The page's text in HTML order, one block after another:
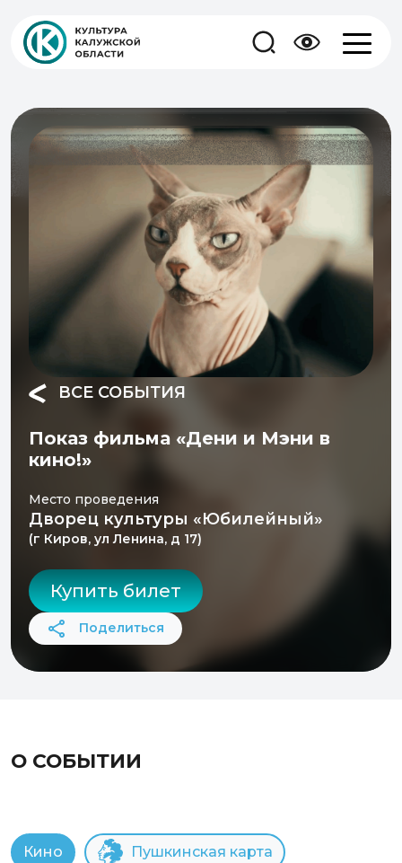
ВСЕ СОБЫТИЯ
Показ фильма «Дени и Мэни в
кино!»
Место проведения
Дворец культуры «Юбилейный»
(г Киров, ул Ленина, д 17)
Купить билет
Поделиться
О СОБЫТИИ
Кино Пушкинская карта